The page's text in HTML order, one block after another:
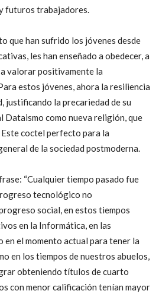
futuros trabajadores.
que han sufrido los jóvenes desde
les han enseñado a obedecer, a
valorar positivamente la
estos jóvenes, ahora la resiliencia
justificando la precariedad de su
Dataismo como nueva religión, que
coctel perfecto para la
de la sociedad postmoderna.
“Cualquier tiempo pasado fue
tecnológico no
social, en estos tiempos
en la Informática, en las
en el momento actual para tener la
en los tiempos de nuestros abuelos,
obteniendo títulos de cuarto
con menor calificación tenían mayor